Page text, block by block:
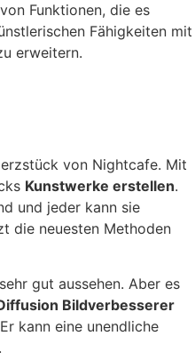
Funktionen, die es
Fähigkeiten mit
erweitern.
von Nightcafe. Mit
Kunstwerke erstellen.
und jeder kann sie
die neuesten Methoden
gut aussehen. Aber es
Bildverbesserer
kann eine unendliche